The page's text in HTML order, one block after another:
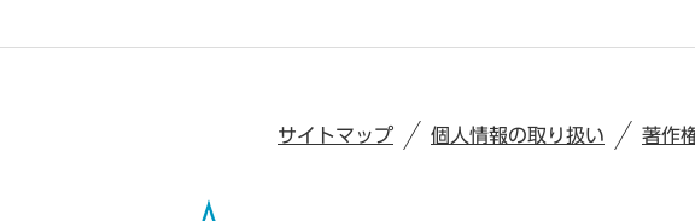
サイトマップ 個人情報の取り扱い 著作